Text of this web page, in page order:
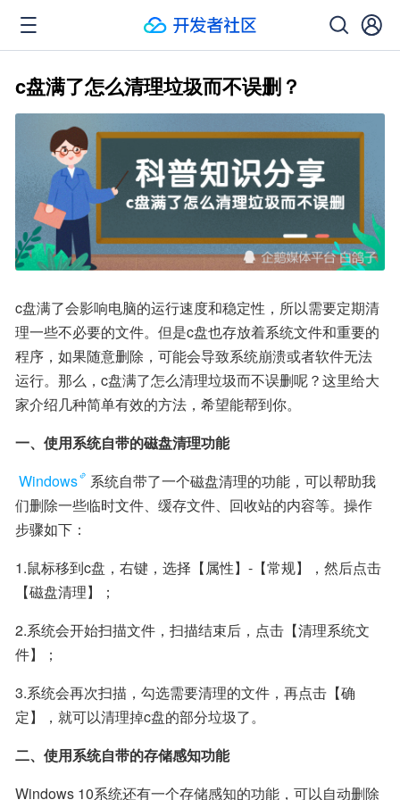
c盘满了怎么清理垃圾而不误删？
c盘满了会影响电脑的运行速度和稳定性，所以需要定期清
理一些不必要的文件。但是c盘也存放着系统文件和重要的
程序，如果随意删除，可能会导致系统崩溃或者软件无法
运行。那么，c盘满了怎么清理垃圾而不误删呢？这里给大
家介绍几种简单有效的方法，希望能帮到你。
一、使用系统自带的磁盘清理功能
Windows
系统自带了一个磁盘清理的功能，可以帮助我
们删除一些临时文件、缓存文件、回收站的内容等。操作
步骤如下：
1.鼠标移到c盘，右键，选择【属性】-【常规】，然后点击
【磁盘清理】；
2.系统会开始扫描文件，扫描结束后，点击【清理系统文
件】；
3.系统会再次扫描，勾选需要清理的文件，再点击【确
定】，就可以清理掉c盘的部分垃圾了。
二、使用系统自带的存储感知功能
Windows 10系统还有一个存储感知的功能，可以自动删除